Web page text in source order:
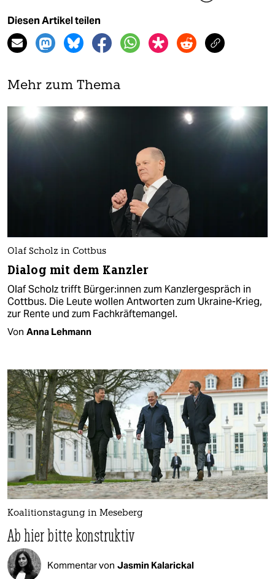
Diesen Artikel teilen
Mehr zum Thema
Olaf Scholz in Cottbus
Dialog mit dem Kanzler
Olaf Scholz trifft Bür­ge­r:in­nen zum Kanzlergespräch in
Cottbus. Die Leute wollen Antworten zum Ukraine-Krieg,
zur Rente und zum Fachkräftemangel.
Von Anna Lehmann
Koalitionstagung in Meseberg
Ab hier bitte konstruktiv
Kommentar von Jasmin Kalarickal